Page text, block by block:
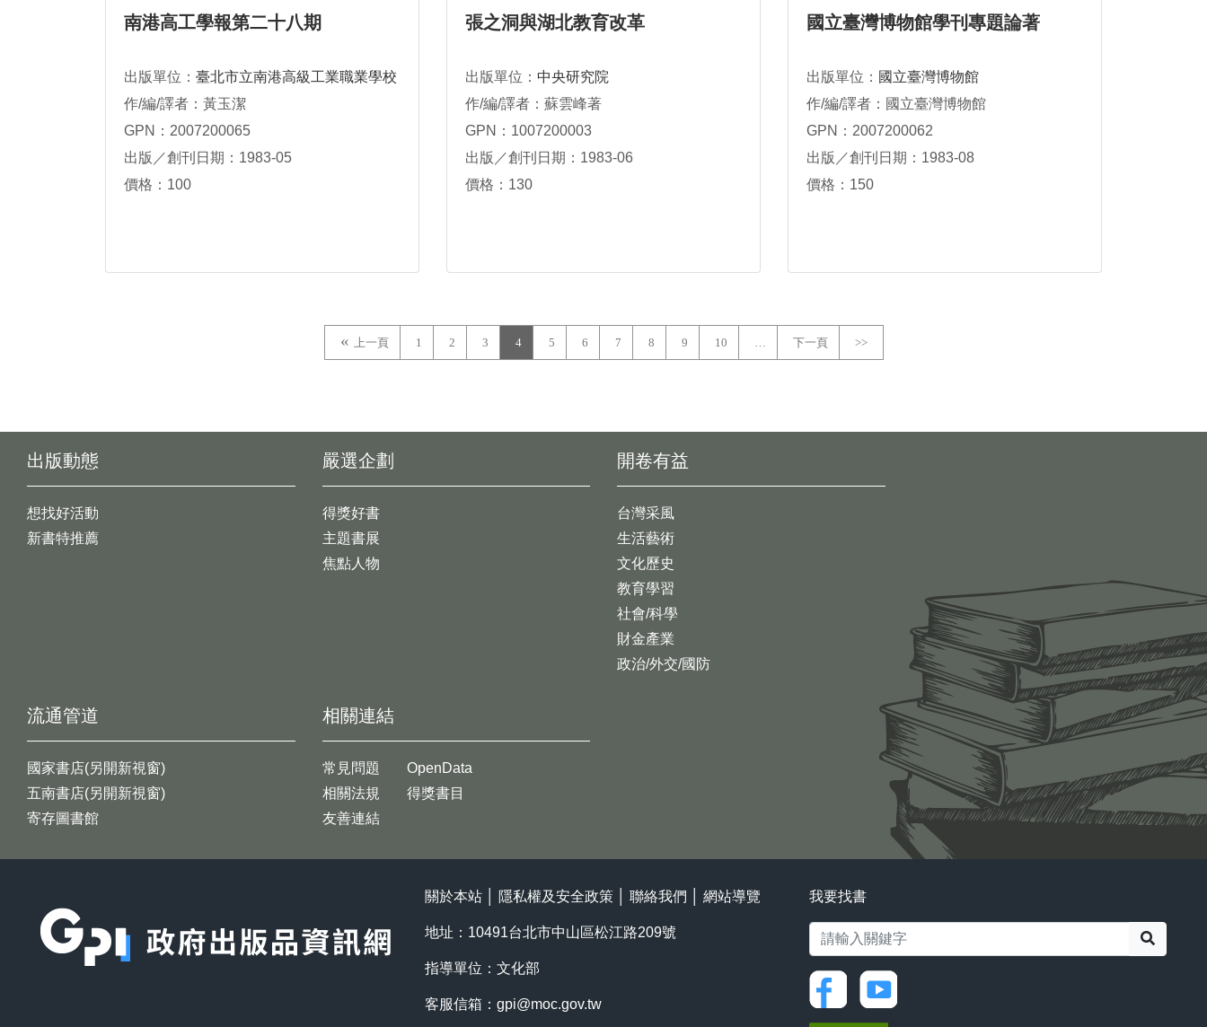
南港高工學報第二十八期
出版單位： 臺北市立南港高級工業職業學校
作/編/譯者：黃玉潔
GPN：2007200065
出版／創刊日期：1983-05
價格：100
張之洞與湖北教育改革
出版單位： 中央研究院
作/編/譯者：蘇雲峰著
GPN：1007200003
出版／創刊日期：1983-06
價格：130
國立臺灣博物館學刊專題論著
出版單位： 國立臺灣博物館
作/編/譯者：國立臺灣博物館
GPN：2007200062
出版／創刊日期：1983-08
價格：150
上一頁 1 2 3 4 5 6 7 8 9 10 … 下一頁 >>
出版動態
想找好活動
新書特推薦
開卷有益
台灣采風
生活藝術
文化歷史
教育學習
社會/科學
財金產業
政治/外交/國防
嚴選企劃
得獎好書
主題書展
焦點人物
流通管道
國家書店(另開新視窗)
五南書店(另開新視窗)
寄存圖書館
相關連結
常見問題
相關法規
友善連結
OpenData
得獎書目
關於本站 隱私權及安全政策 聯絡我們 網站導覽
地址：10491台北市中山區松江路209號
指導單位：文化部
客服信箱： gpi@moc.gov.tw
我要找書